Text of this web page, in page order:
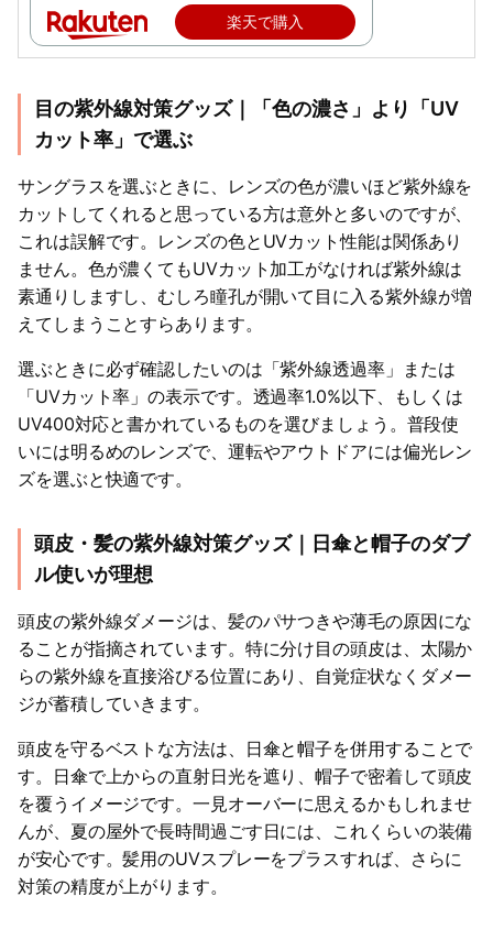
楽天で購入
目の紫外線対策グッズ｜「色の濃さ」より「UV
カット率」で選ぶ
サングラスを選ぶときに、レンズの色が濃いほど紫外線を
カットしてくれると思っている方は意外と多いのですが、
これは誤解です。レンズの色とUVカット性能は関係あり
ません。色が濃くてもUVカット加工がなければ紫外線は
素通りしますし、むしろ瞳孔が開いて目に入る紫外線が増
えてしまうことすらあります。
選ぶときに必ず確認したいのは「紫外線透過率」または
「UVカット率」の表示です。透過率1.0%以下、もしくは
UV400対応と書かれているものを選びましょう。普段使
いには明るめのレンズで、運転やアウトドアには偏光レン
ズを選ぶと快適です。
頭皮・髪の紫外線対策グッズ｜日傘と帽子のダブ
ル使いが理想
頭皮の紫外線ダメージは、髪のパサつきや薄毛の原因にな
ることが指摘されています。特に分け目の頭皮は、太陽か
らの紫外線を直接浴びる位置にあり、自覚症状なくダメー
ジが蓄積していきます。
頭皮を守るベストな方法は、日傘と帽子を併用することで
す。日傘で上からの直射日光を遮り、帽子で密着して頭皮
を覆うイメージです。一見オーバーに思えるかもしれませ
んが、夏の屋外で長時間過ごす日には、これくらいの装備
が安心です。髪用のUVスプレーをプラスすれば、さらに
対策の精度が上がります。